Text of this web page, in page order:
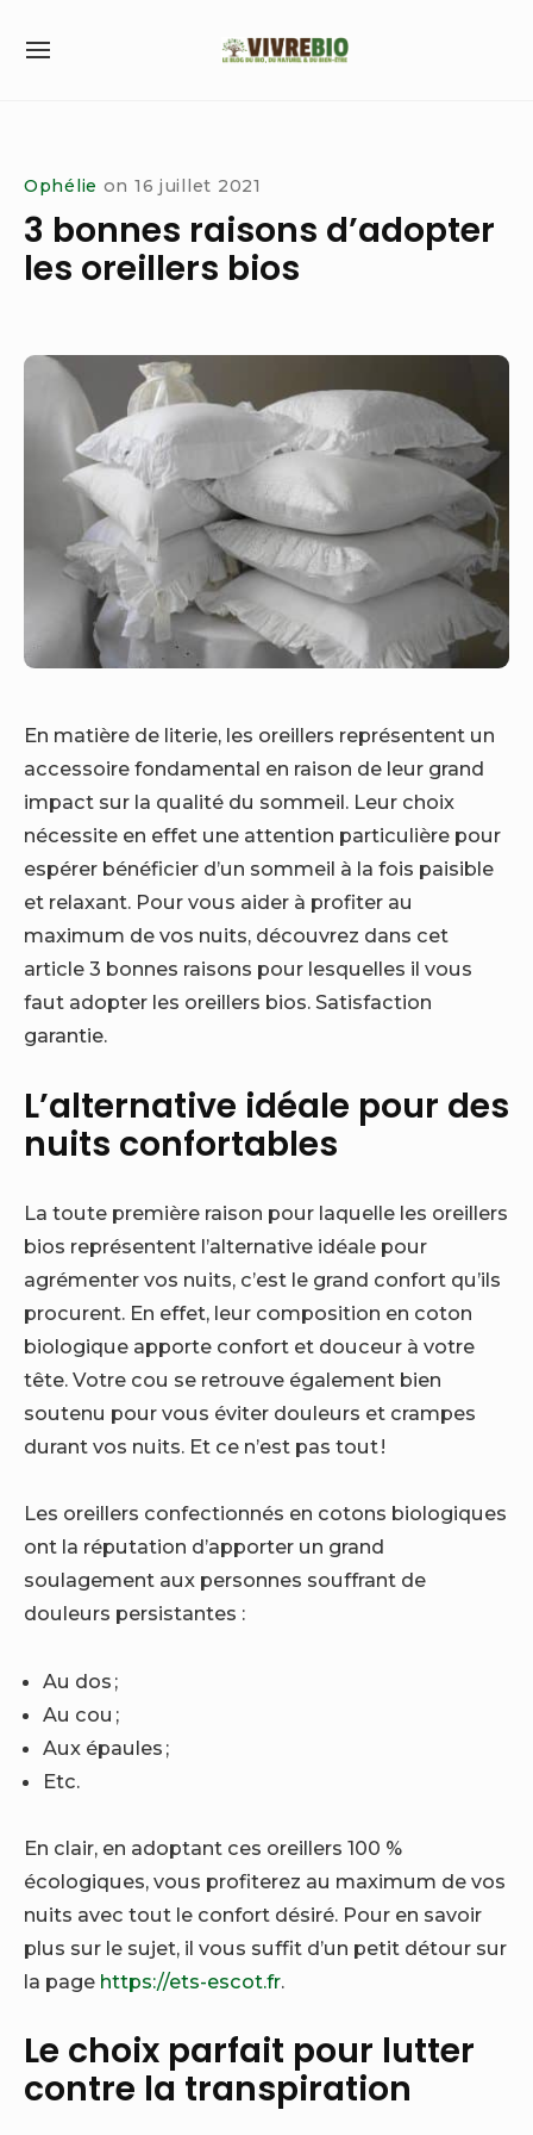
SITE
Ophélie on 16 juillet 2021
3 bonnes raisons d’adopter
les oreillers bios
En matière de literie, les oreillers représentent un
accessoire fondamental en raison de leur grand
impact sur la qualité du sommeil. Leur choix
nécessite en effet une attention particulière pour
espérer bénéficier d’un sommeil à la fois paisible
et relaxant. Pour vous aider à profiter au
maximum de vos nuits, découvrez dans cet
article 3 bonnes raisons pour lesquelles il vous
faut adopter les oreillers bios. Satisfaction
garantie.
L’alternative idéale pour des
nuits confortables
La toute première raison pour laquelle les oreillers
bios représentent l’alternative idéale pour
agrémenter vos nuits, c’est le grand confort qu’ils
procurent. En effet, leur composition en coton
biologique apporte confort et douceur à votre
tête. Votre cou se retrouve également bien
soutenu pour vous éviter douleurs et crampes
durant vos nuits. Et ce n’est pas tout !
Les oreillers confectionnés en cotons biologiques
ont la réputation d’apporter un grand
soulagement aux personnes souffrant de
douleurs persistantes :
Au dos ;
Au cou ;
Aux épaules ;
Etc.
En clair, en adoptant ces oreillers 100 %
écologiques, vous profiterez au maximum de vos
nuits avec tout le confort désiré. Pour en savoir
plus sur le sujet, il vous suffit d’un petit détour sur
la page https://ets-escot.fr.
Le choix parfait pour lutter
contre la transpiration